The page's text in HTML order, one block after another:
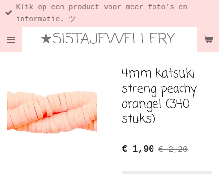
Ga
direct
de
★SISTAJEWELLERY
Klik op een product voor meer foto’s en
informatie. ツ
4mm katsuki
streng peachy
orange! (340
stuks)
€ 1,90 € 2,20